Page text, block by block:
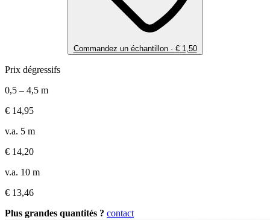
Commandez un échantillon · €1,50
Prix dégressifs
0,5 – 4,5 m
€ 14,95
v.a. 5 m
€ 14,20
v.a. 10 m
€ 13,46
Plus grandes quantités ? contact